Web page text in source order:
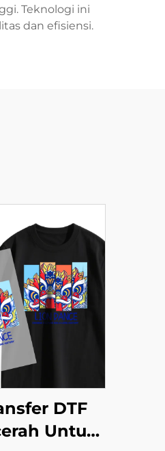
Teknologi ini
dan efisiensi.
DTF
Untuk